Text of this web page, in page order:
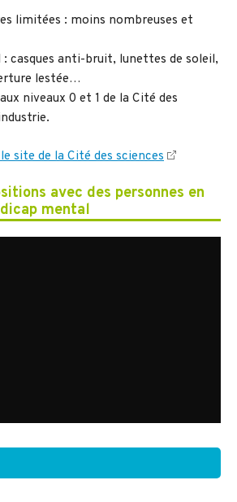
limitées : moins nombreuses et
casques anti-bruit, lunettes de soleil,
lestée…
niveaux 0 et 1 de la Cité des
site de la Cité des sciences
avec des personnes en
mental